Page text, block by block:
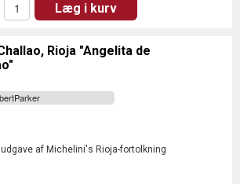
Læg i kurv
Rioja "Angelita de
af Michelini's Rioja-fortolkning